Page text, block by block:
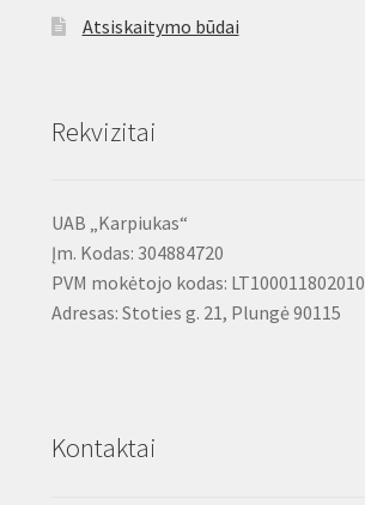
Atsiskaitymo būdai
Rekvizitai
UAB „Karpiukas“
Įm. Kodas: 304884720
PVM mokėtojo kodas: LT100011802010
Adresas: Stoties g. 21, Plungė 90115
Kontaktai